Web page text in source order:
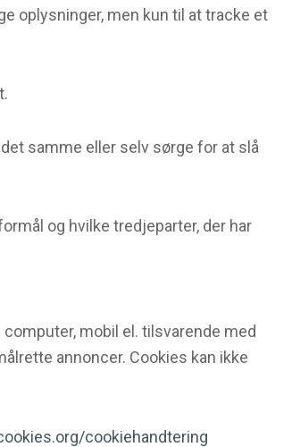
oplysninger, men kun til at tracke et
samme eller selv sørge for at slå
og hvilke tredjeparter, der har
mobil el. tilsvarende med
annoncer. Cookies kan ikke
cookiehandtering